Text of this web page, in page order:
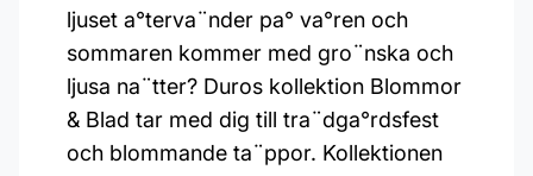
ljuset a°terva¨nder pa° va°ren och
sommaren kommer med gro¨nska och
ljusa na¨tter? Duros kollektion Blommor
& Blad tar med dig till tra¨dga°rdsfest
och blommande ta¨ppor. Kollektionen